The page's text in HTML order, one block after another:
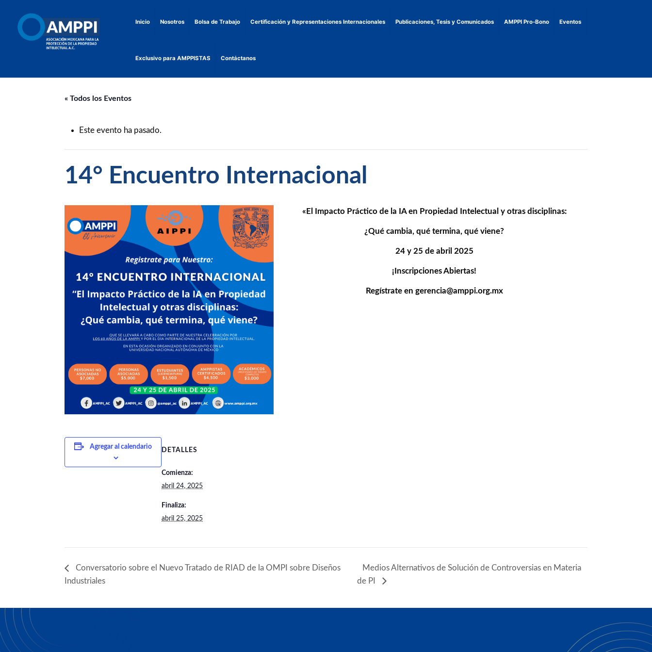
Inicio Nosotros Bolsa de Trabajo Certificación y Representaciones Internacionales Publicaciones, Tesis y Comunicados AMPPI Pro-Bono Eventos
Exclusivo para AMPPISTAS Contáctanos
« Todos los Eventos
Este evento ha pasado.
14° Encuentro Internacional
«El Impacto Práctico de la IA en Propiedad Intelectual y otras disciplinas:
¿Qué cambia, qué termina, qué viene?
24 y 25 de abril 2025
¡Inscripciones Abiertas!
Regístrate en gerencia@amppi.org.mx
Agregar al calendario DETALLES
Comienza:
abril 24, 2025
Finaliza:
abril 25, 2025
Conversatorio sobre el Nuevo Tratado de RIAD de la OMPI sobre Diseños
Industriales
Medios Alternativos de Solución de Controversias en Materia
de PI